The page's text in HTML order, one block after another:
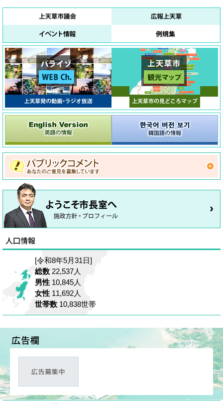
[令和8年5月31日]
総数 22,537人
男性 10,845人
女性 11,692人
世帯数 10,838世帯